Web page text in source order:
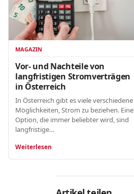
MAGAZIN
Vor- und Nachteile von
langfristigen Stromverträgen
in Österreich
In Österreich gibt es viele verschiedene
Möglichkeiten, Strom zu beziehen. Eine
Option, die immer beliebter wird, sind
langfristige…
Weiterlesen